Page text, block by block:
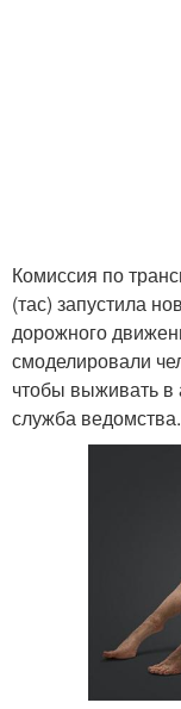
Комиссия по
(тас) запустила
дорожного
смоделировали
чтобы выживать в
служба ведомства.